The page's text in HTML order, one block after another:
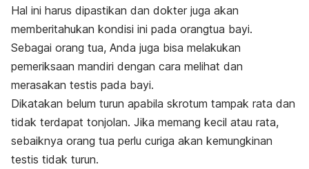
Hal ini harus dipastikan dan dokter juga akan
memberitahukan kondisi ini pada orangtua bayi.
Sebagai orang tua, Anda juga bisa melakukan
pemeriksaan mandiri dengan cara melihat dan
merasakan testis pada bayi.
Dikatakan belum turun apabila skrotum tampak rata dan
tidak terdapat tonjolan. Jika memang kecil atau rata,
sebaiknya orang tua perlu curiga akan kemungkinan
testis tidak turun.